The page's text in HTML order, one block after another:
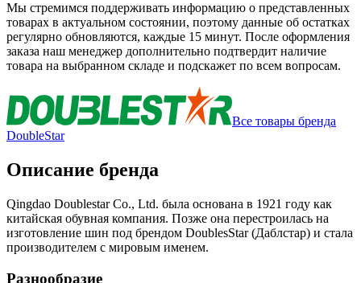
Мы стремимся поддерживать информацию о представленных
товарах в актуальном состоянии, поэтому данные об остатках
регулярно обновляются, каждые 15 минут. После оформления
заказа наш менеджер дополнительно подтвердит наличие
товара на выбранном складе и подскажет по всем вопросам.
Все товары бренда
DoubleStar
Описание бренда
Qingdao Doublestar Co., Ltd. была основана в 1921 году как
китайская обувная компания. Позже она перестроилась на
изготовление шин под брендом DoublesStar (Даблстар) и стала
производителем с мировым именем.
Разнообразие